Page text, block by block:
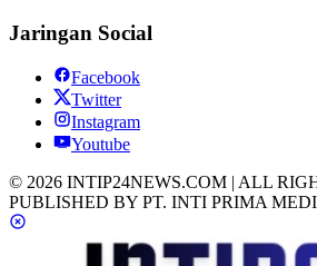
Jaringan Social
Facebook
Twitter
Instagram
Youtube
© 2026 INTIP24NEWS.COM | ALL
PUBLISHED BY PT. INTI PRIMA